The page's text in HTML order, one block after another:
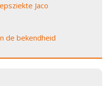
Jaco
de bekendheid